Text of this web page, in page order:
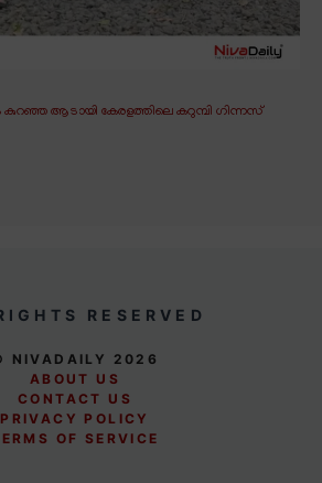
കുറഞ്ഞ ആടായി കേരളത്തിലെ കറുമ്പി ഗിന്നസ്
RESERVED
NIVADAILY 2026
ABOUT US
CONTACT US
PRIVACY POLICY
OF SERVICE